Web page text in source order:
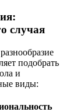
случая
подобрать
и
виды: